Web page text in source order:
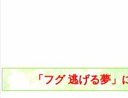
「フグ 逃げる夢」